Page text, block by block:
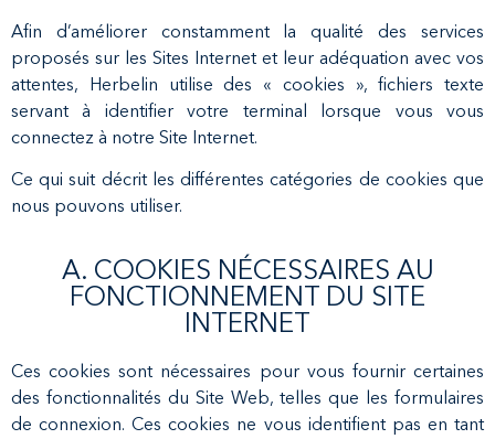
Afin d’améliorer constamment la qualité des services
proposés sur les Sites Internet et leur adéquation avec vos
attentes, Herbelin utilise des « cookies », fichiers texte
servant à identifier votre terminal lorsque vous vous
connectez à notre Site Internet.
Ce qui suit décrit les différentes catégories de cookies que
nous pouvons utiliser.
A. COOKIES NÉCESSAIRES AU
FONCTIONNEMENT DU SITE
INTERNET
Ces cookies sont nécessaires pour vous fournir certaines
des fonctionnalités du Site Web, telles que les formulaires
de connexion. Ces cookies ne vous identifient pas en tant